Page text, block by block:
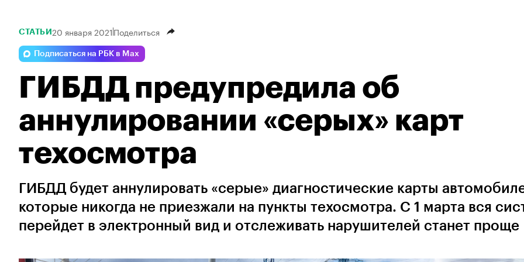
СТАТЬИ 20 января 2021Поделиться
Подписаться на РБК в Max
ГИБДД предупредила об
аннулировании «серых» карт
техосмотра
ГИБДД будет аннулировать «серые» диагностические карты
которые никогда не приезжали на пункты техосмотра. С 1 марта вся
перейдет в электронный вид и отслеживать нарушителей станет проще